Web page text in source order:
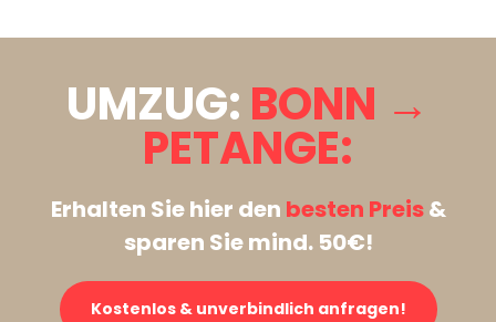
UMZUG: BONN →
PETANGE:
Erhalten Sie hier den besten Preis&
sparen Sie mind. 50€!
Kostenlos & unverbindlich anfragen!